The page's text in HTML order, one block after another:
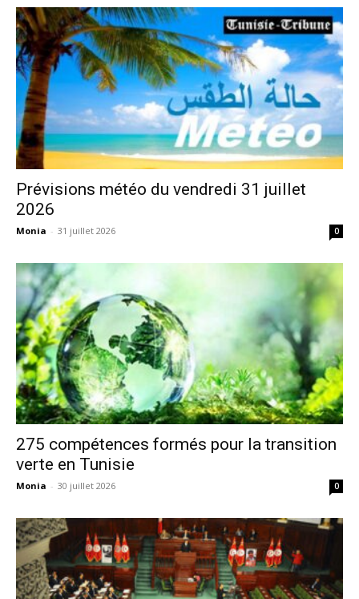
Prévisions météo du vendredi 31 juillet
2026
Monia - 31 juillet 2026 0
275 compétences formés pour la transition
verte en Tunisie
Monia - 30 juillet 2026 0